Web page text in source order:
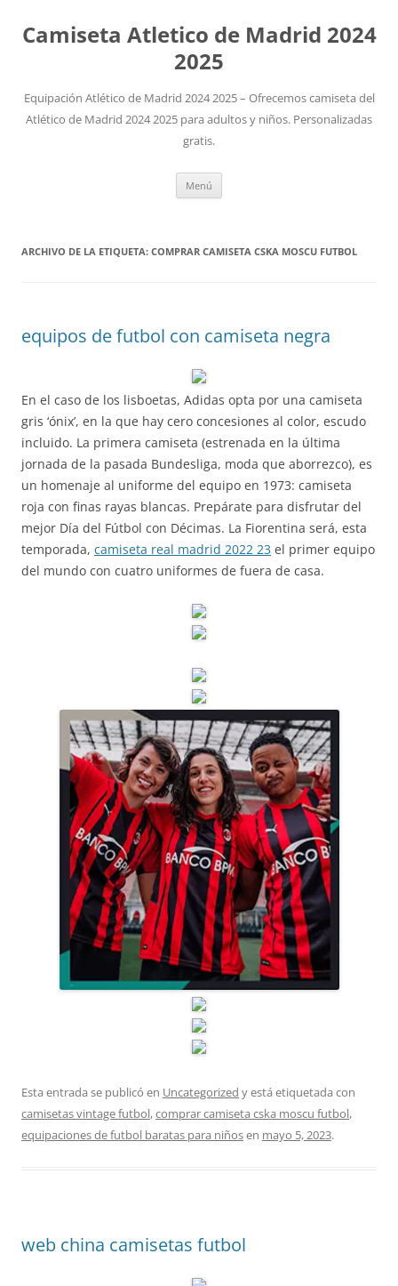
Camiseta Atletico de Madrid 2024
2025
Equipación Atlético de Madrid 2024 2025 – Ofrecemos camiseta del
Atlético de Madrid 2024 2025 para adultos y niños. Personalizadas
gratis.
Menú
ARCHIVO DE LA ETIQUETA: COMPRAR CAMISETA CSKA MOSCU FUTBOL
equipos de futbol con camiseta negra
En el caso de los lisboetas, Adidas opta por una camiseta
gris ‘ónix’, en la que hay cero concesiones al color, escudo
incluido. La primera camiseta (estrenada en la última
jornada de la pasada Bundesliga, moda que aborrezco), es
un homenaje al uniforme del equipo en 1973: camiseta
roja con finas rayas blancas. Prepárate para disfrutar del
mejor Día del Fútbol con Décimas. La Fiorentina será, esta
temporada, camiseta real madrid 2022 23 el primer equipo
del mundo con cuatro uniformes de fuera de casa.
Esta entrada se publicó en Uncategorized y está etiquetada con
camisetas vintage futbol,comprar camiseta cska moscu futbol,
equipaciones de futbol baratas para niñosen mayo 5, 2023.
web china camisetas futbol